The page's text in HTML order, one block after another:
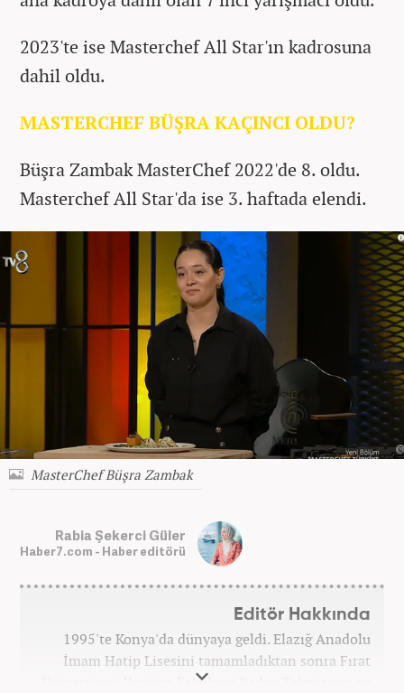
2023'te ise Masterchef All Star'ın kadrosuna
dahil oldu.
MASTERCHEF BÜŞRA KAÇINCI OLDU?
Büşra Zambak MasterChef 2022'de 8. oldu.
Masterchef All Star'da ise 3. haftada elendi.
MasterChef Büşra Zambak
Rabia Şekerci Güler
Haber7.com - Haber editörü
Editör Hakkında
1995'te Konya'da dünyaya geldi. Elazığ Anadolu
İmam Hatip Lisesini tamamladıktan sonra Fırat
Üniversitesi İletişim Fakültesi Radyo Televizyon ve